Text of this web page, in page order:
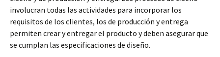
involucran todas las actividades para incorporar los
requisitos de los clientes, los de producción y entrega
permiten crear y entregar el producto y deben asegurar que
se cumplan las especificaciones de diseño.